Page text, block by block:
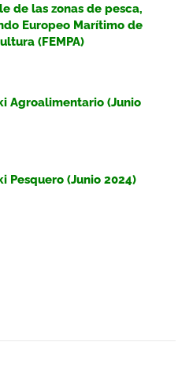
de las zonas de pesca,
Europeo Marítimo de
(FEMPA)
Agroalimentario (Junio
Pesquero (Junio 2024)